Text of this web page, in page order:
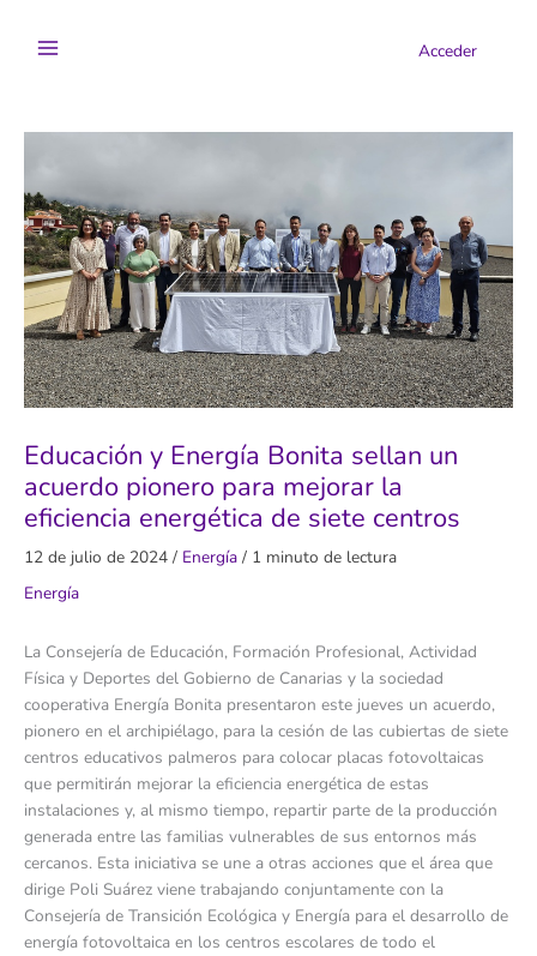
Acceder
Educación y Energía Bonita sellan un
acuerdo pionero para mejorar la
eficiencia energética de siete centros
12 de julio de 2024 / Energía / 1 minuto de lectura
Energía
La Consejería de Educación, Formación Profesional, Actividad
Física y Deportes del Gobierno de Canarias y la sociedad
cooperativa Energía Bonita presentaron este jueves un acuerdo,
pionero en el archipiélago, para la cesión de las cubiertas de siete
centros educativos palmeros para colocar placas fotovoltaicas
que permitirán mejorar la eficiencia energética de estas
instalaciones y, al mismo tiempo, repartir parte de la producción
generada entre las familias vulnerables de sus entornos más
cercanos. Esta iniciativa se une a otras acciones que el área que
dirige Poli Suárez viene trabajando conjuntamente con la
Consejería de Transición Ecológica y Energía para el desarrollo de
energía fotovoltaica en los centros escolares de todo el